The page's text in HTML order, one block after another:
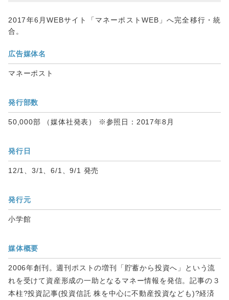
2017年6月WEBサイト「マネーポストWEB」へ完全移行・統
合。
広告媒体名
マネーポスト
発行部数
50,000部 （媒体社発表） ※参照日：2017年8月
発行日
12/1、3/1、6/1、9/1 発売
発行元
小学館
媒体概要
2006年創刊。週刊ポストの増刊「貯蓄から投資へ」という流
れを受けて資産形成の一助となるマネー情報を発信。記事の３
本柱?投資記事(投資信託 株を中心に不動産投資なども)?経済